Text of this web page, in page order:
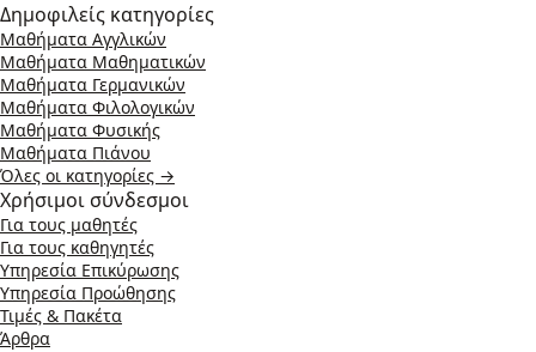
Δημοφιλείς κατηγορίες
Μαθήματα Αγγλικών
Μαθήματα Μαθηματικών
Μαθήματα Γερμανικών
Μαθήματα Φιλολογικών
Μαθήματα Φυσικής
Μαθήματα Πιάνου
Όλες οι κατηγορίες →
Χρήσιμοι σύνδεσμοι
Για τους μαθητές
Για τους καθηγητές
Υπηρεσία Επικύρωσης
Υπηρεσία Προώθησης
Τιμές & Πακέτα
Άρθρα